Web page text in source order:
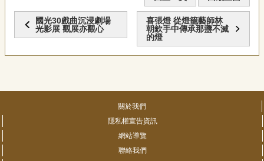
國光30戲曲沉浸劇場
光影展 觀展亦觀心
喜張燈 從燈籠藝師林
朝欽手中傳承那盞不滅
的燈
關於我們
隱私權宣告資訊
網站導覽
聯絡我們